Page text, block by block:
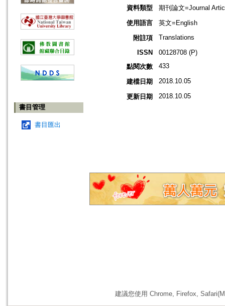
書目管理
書目匯出
資料類型
期刊論文=Journal
使用語言
英文=English
附註項
Translations
ISSN
00128708 (P)
點閱次數
433
建檔日期 2018.10.05
更新日期 2018.10.05
建議您使用 Chrome, Firefox,